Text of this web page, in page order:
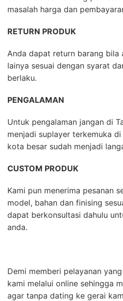
masalah harga dan
RETURN PRODUK
Anda dapat return barang
lainya sesuai dengan syarat
berlaku.
PENGALAMAN
Untuk pengalaman jangan di
menjadi suplayer terkemuka
kota besar sudah menjadi
CUSTOM PRODUK
Kami pun menerima pesanan
model, bahan dan finising
dapat berkonsultasi dahulu
anda.
Demi memberi pelayanan
kami melalui online sehingga
agar tanpa dating ke gerai